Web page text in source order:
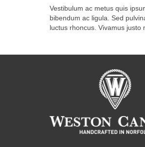
Vestibulum ac metus quis
bibendum ac ligula. Sed
luctus rhoncus. Vivamus justo